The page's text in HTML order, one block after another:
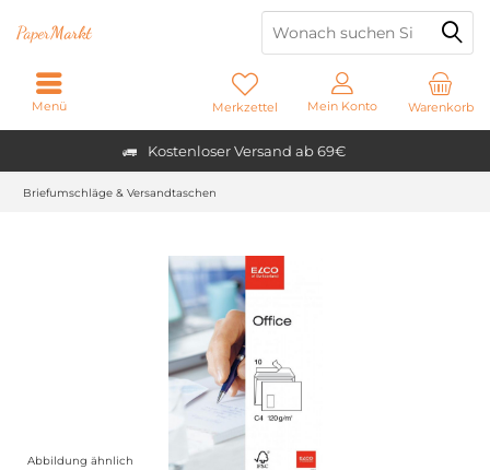
Kostenloser Versand ab 69€
PaperMarkt
Warenkorb
Merkzettel Mein Konto
Menü
Briefumschläge & Versandtaschen
Abbildung ähnlich